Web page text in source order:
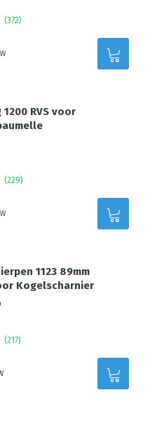
(372)
1200 RVS voor
(229)
1123 89mm
Kogelscharnier
(217)